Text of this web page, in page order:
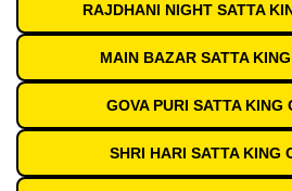
RAJDHANI NIGHT SATTA
MAIN BAZAR SATTA
GOVA PURI SATTA KING
SHRI HARI SATTA KING